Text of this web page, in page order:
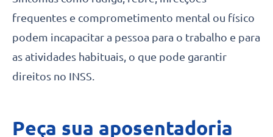
frequentes e comprometimento mental ou físico
podem incapacitar a pessoa para o trabalho e para
as atividades habituais, o que pode garantir
direitos no INSS.
Peça sua aposentadoria